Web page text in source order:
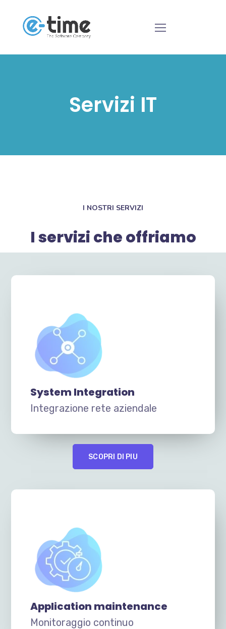
Servizi IT
I NOSTRI SERVIZI
I servizi che offriamo
System Integration
Integrazione rete aziendale
SCOPRI DI PIU
Application maintenance
Monitoraggio continuo